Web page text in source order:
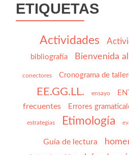
ETIQUETAS
Actividades
bibliografía Bienvenida
conectores Cronograma de
EE.GG.LL. ensayo
frecuentes
Errores
estrategias Etimología
Guía de lectura